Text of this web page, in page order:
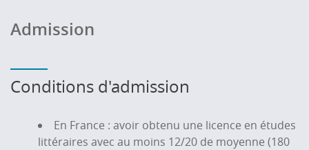
Admission
Conditions d'admission
En France : avoir obtenu une licence en études
littéraires avec au moins 12/20 de moyenne (180